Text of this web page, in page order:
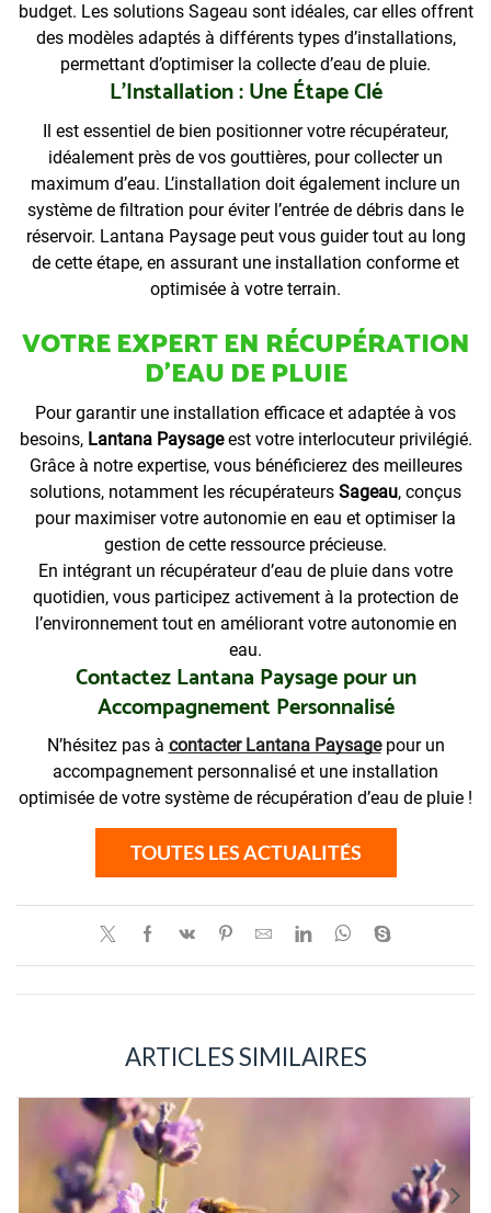
budget. Les solutions Sageau sont idéales, car elles offrent
des modèles adaptés à différents types d’installations,
permettant d’optimiser la collecte d’eau de pluie.
L’Installation : Une Étape Clé
Il est essentiel de bien positionner votre récupérateur,
idéalement près de vos gouttières, pour collecter un
maximum d’eau. L’installation doit également inclure un
système de filtration pour éviter l’entrée de débris dans le
réservoir. Lantana Paysage peut vous guider tout au long
de cette étape, en assurant une installation conforme et
optimisée à votre terrain.
VOTRE EXPERT EN RÉCUPÉRATION
D’EAU DE PLUIE
Pour garantir une installation efficace et adaptée à vos
besoins, Lantana Paysageest votre interlocuteur privilégié.
Grâce à notre expertise, vous bénéficierez des meilleures
solutions, notamment les récupérateurs Sageau, conçus
pour maximiser votre autonomie en eau et optimiser la
gestion de cette ressource précieuse.
En intégrant un récupérateur d’eau de pluie dans votre
quotidien, vous participez activement à la protection de
l’environnement tout en améliorant votre autonomie en
eau.
Contactez Lantana Paysage pour un
Accompagnement Personnalisé
N’hésitez pas à contacter Lantana Paysagepour un
accompagnement personnalisé et une installation
optimisée de votre système de récupération d’eau de pluie !
TOUTES LES ACTUALITÉS
ARTICLES SIMILAIRES